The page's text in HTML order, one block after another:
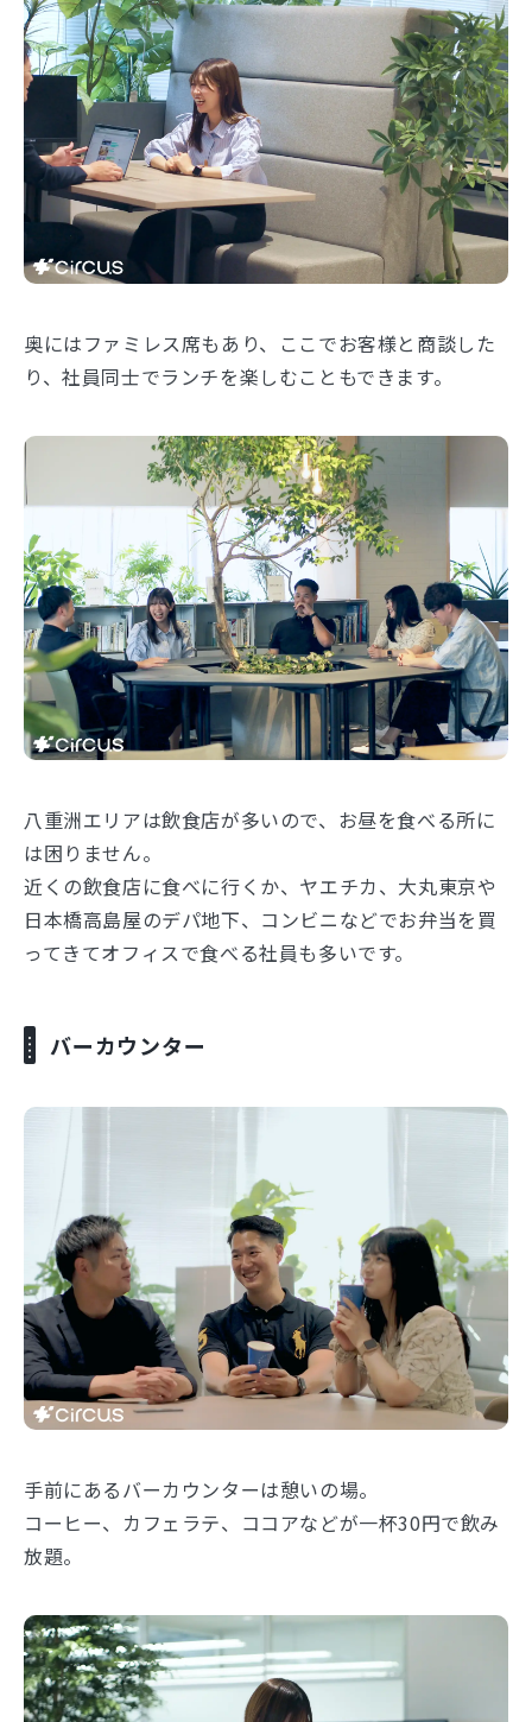
奥にはファミレス席もあり、ここでお客様と商談した
り、社員同士でランチを楽しむこともできます。
八重洲エリアは飲食店が多いので、お昼を食べる所に
は困りません。
近くの飲食店に食べに行くか、ヤエチカ、大丸東京や
日本橋高島屋のデパ地下、コンビニなどでお弁当を買
ってきてオフィスで食べる社員も多いです。
バーカウンター
手前にあるバーカウンターは憩いの場。
コーヒー、カフェラテ、ココアなどが一杯30円で飲み
放題。